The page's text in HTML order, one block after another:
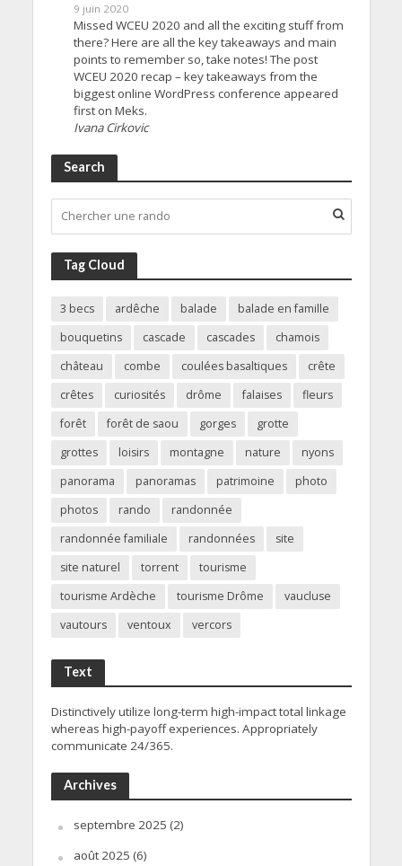
9 juin 2020
Missed WCEU 2020 and all the exciting stuff from
there? Here are all the key takeaways and main
points to remember so, take notes! The post
WCEU 2020 recap – key takeaways from the
biggest online WordPress conference appeared
first on Meks.
Ivana Cirkovic
Search
Tag Cloud
3 becs ardêche balade
balade en famille
bouquetins
cascade cascades
chamois
château
combe coulées basaltiques
crête
crêtes
curiosités drôme falaises
fleurs
forêt
forêt de saou gorges
grotte
grottes
loisirs montagne nature
nyons
panorama
panoramas patrimoine
photo
photos
rando
randonnée
randonnée familiale
randonnées
site
site naturel
torrent
tourisme
tourisme Ardèche
tourisme Drôme
vaucluse
vautours
ventoux vercors
Text
Distinctively utilize long-term high-impact total linkage
whereas high-payoff experiences. Appropriately
communicate 24/365.
Archives
septembre 2025 (2)
août 2025 (6)